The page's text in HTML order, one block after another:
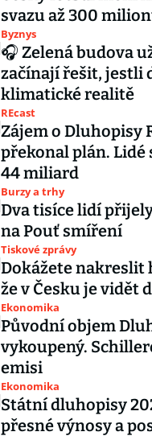
svazu až 300
Byznys
🎧 Zelená budova
začínají řešit, jestli
klimatické realitě
REcast
Zájem o Dluhopisy
překonal plán. Lidé
44 miliard
Burzy a trhy
Dva tisíce lidí
na Pouť smíření
Tiskové zprávy
Dokážete nakreslit
že v Česku je vidět
Ekonomika
Původní objem
vykoupený.
emisi
Ekonomika
Státní dluhopisy
přesné výnosy a